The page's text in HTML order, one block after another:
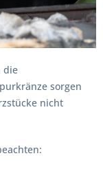
die
sorgen
nicht